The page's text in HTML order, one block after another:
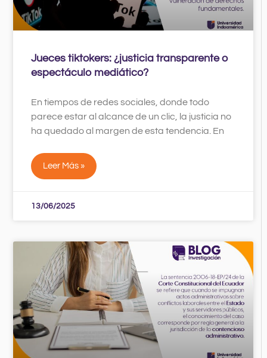
Jueces tiktokers: ¿justicia transparente o
espectáculo mediático?
En tiempos de redes sociales, donde todo
parece estar al alcance de un clic, la justicia no
ha quedado al margen de esta tendencia. En
Leer Más »
13/06/2025